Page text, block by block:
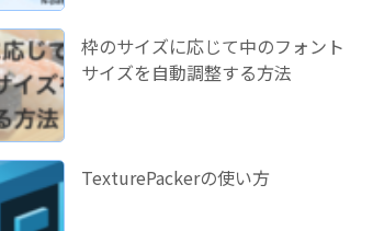
枠のサイズに応じて中のフォント
サイズを自動調整する方法
TexturePackerの使い方